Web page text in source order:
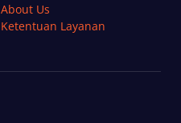
About Us
Ketentuan Layanan